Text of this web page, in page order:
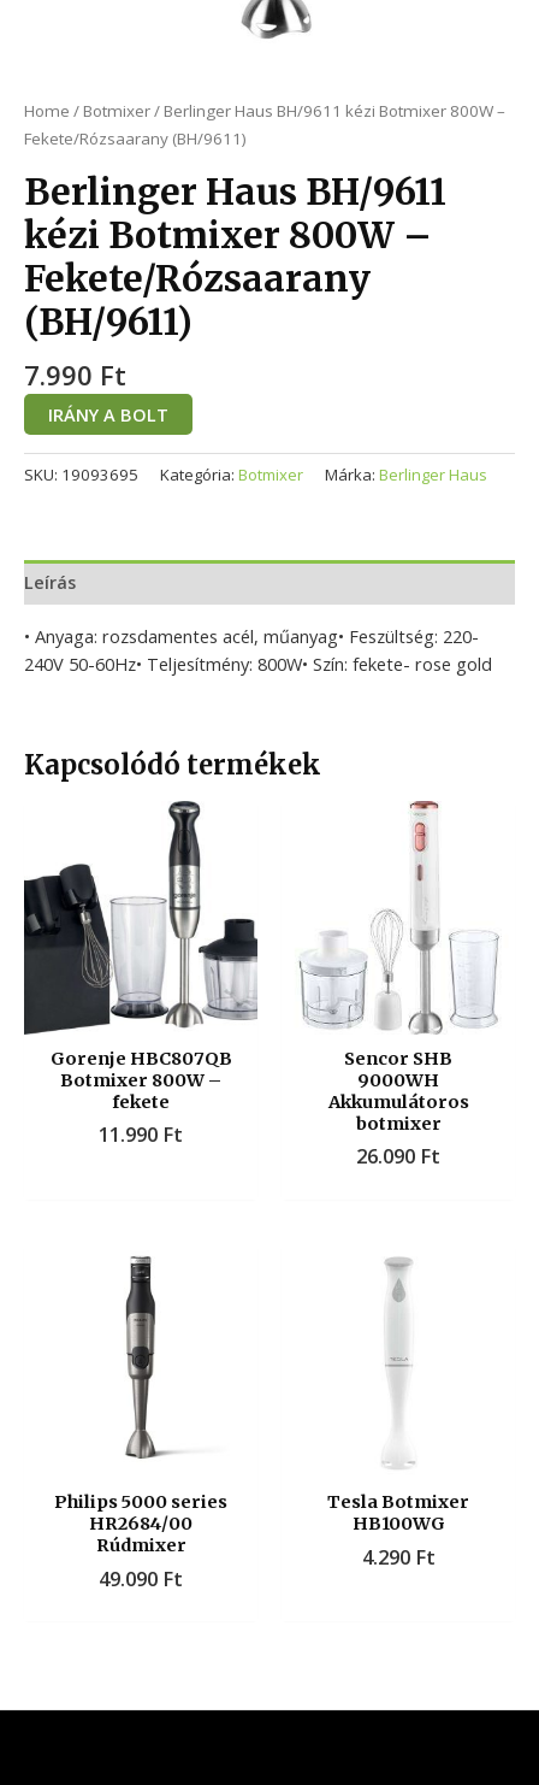
Home / Botmixer/ Berlinger Haus BH/9611 kézi Botmixer 800W –
Fekete/Rózsaarany (BH/9611)
Berlinger Haus BH/9611
kézi Botmixer 800W –
Fekete/Rózsaarany
(BH/9611)
7.990 Ft
IRÁNY A BOLT
SKU: 19093695 Kategória: Botmixer Márka: Berlinger Haus
Leírás
• Anyaga: rozsdamentes acél, műanyag• Feszültség: 220-
240V 50-60Hz• Teljesítmény: 800W• Szín: fekete- rose gold
Kapcsolódó termékek
Gorenje HBC807QB
Botmixer 800W –
fekete
11.990 Ft
Sencor SHB
9000WH
Akkumulátoros
botmixer
26.090 Ft
Philips 5000 series
HR2684/00
Rúdmixer
49.090 Ft
Tesla Botmixer
HB100WG
4.290 Ft